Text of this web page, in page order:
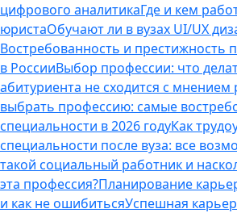
цифрового аналитикаГде и кем
юристаОбучают ли в вузах UI/UX
Востребованность и престижность
в РоссииВыбор профессии: что
абитуриента не сходится с мнением
выбрать профессию: самые
специальности в 2026 годуКак
специальности после вуза: все
такой социальный работник и
эта профессия?Планирование
и как не ошибитьсяУспешная